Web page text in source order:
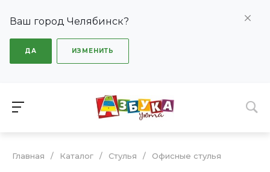
Ваш город Челябинск?
ДА ИЗМЕНИТЬ
Главная / Каталог / Стулья / Офисные стулья